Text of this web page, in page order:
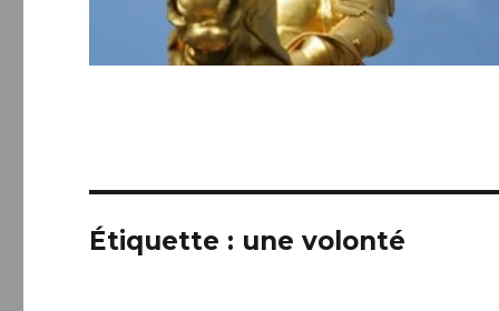
Étiquette : une volonté